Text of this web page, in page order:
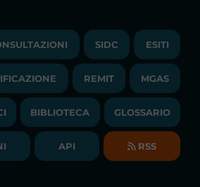
PUBBLICAZIONI
NEWS
NEWSLETTER
DI ESERCIZIO
ANNUALI
LAVORA CON NOI
CONTATTI
DI GARA E CONTRATTI
TRASPARENTE
M. ELETTRICO
PROVIDERS
BIBLIOTECA
GLOSSARIO
SIDC ESITI
REMIT MGAS
BIBLIOTECA GLOSSARIO
API RSS